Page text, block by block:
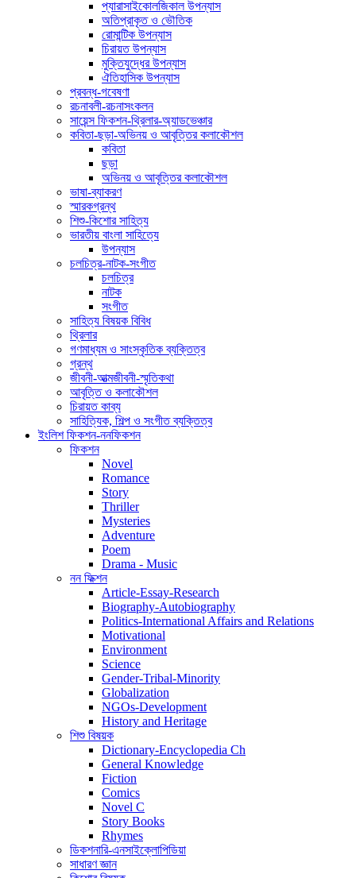
প্যারাসাইকোলজিকাল উপন্যাস
অতিপ্রাকৃত ও ভৌতিক
রোমান্টিক উপন্যাস
চিরায়ত উপন্যাস
মুক্তিযুদ্ধের উপন্যাস
ঐতিহাসিক উপন্যাস
প্রবন্ধ-গবেষণা
রচনাবলী-রচনাসংকলন
সায়েন্স ফিকশন-থ্রিলার-অ্যাডভেঞ্চার
কবিতা-ছড়া-অভিনয় ও আবৃত্তির কলাকৌশল
কবিতা
ছড়া
অভিনয় ও আবৃত্তির কলাকৌশল
ভাষা-ব্যাকরণ
স্মারকগ্রন্থ
শিশু-কিশোর সাহিত্য
ভারতীয় বাংলা সাহিত্যে
উপন্যাস
চলচিত্র-নাটক-সংগীত
চলচিত্র
নাটক
সংগীত
সাহিত্য বিষয়ক বিবিধ
থ্রিলার
গণমাধ্যম ও সাংস্কৃতিক ব্যক্তিত্ব
গ্রন্থ
জীবনী-আত্মজীবনী-স্মৃতিকথা
আবৃত্তি ও কলাকৌশল
চিরায়ত কাব্য
সাহিত্যিক, শিল্প ও সংগীত ব্যক্তিত্ব
ইংলিশ ফিকশন-ননফিকশন
ফিকশন
Novel
Romance
Story
Thriller
Mysteries
Adventure
Poem
Drama - Music
নন ফিক্শন
Article-Essay-Research
Biography-Autobiography
Politics-International Affairs and Relations
Motivational
Environment
Science
Gender-Tribal-Minority
Globalization
NGOs-Development
History and Heritage
শিশু বিষয়ক
Dictionary-Encyclopedia Ch
General Knowledge
Fiction
Comics
Novel C
Story Books
Rhymes
ডিকশনারি-এনসাইক্লোপিডিয়া
সাধারণ জ্ঞান